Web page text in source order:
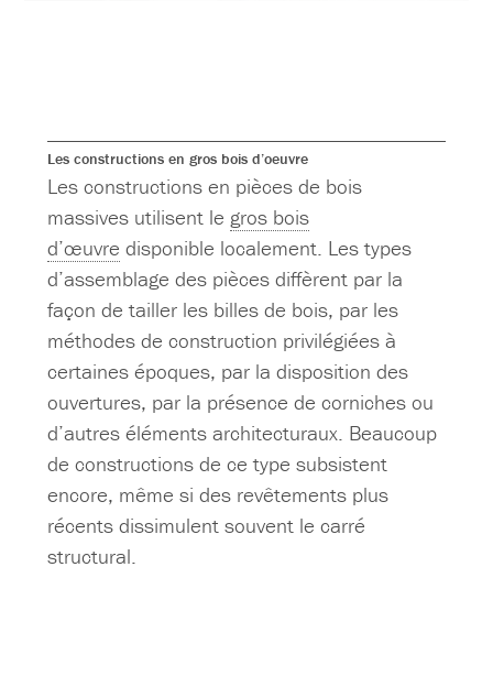
Les constructions en gros bois d’oeuvre
Les constructions en pièces de bois
massives utilisent le gros bois
d’œuvre disponible localement. Les types
d’assemblage des pièces diffèrent par la
façon de tailler les billes de bois, par les
méthodes de construction privilégiées à
certaines époques, par la disposition des
ouvertures, par la présence de corniches ou
d’autres éléments architecturaux. Beaucoup
de constructions de ce type subsistent
encore, même si des revêtements plus
récents dissimulent souvent le carré
structural.